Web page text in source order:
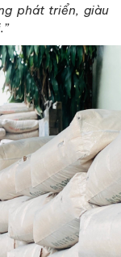
phát triển, giàu